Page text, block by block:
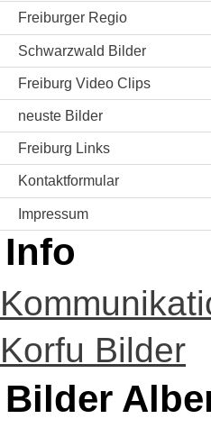
Freiburger Regio
Schwarzwald Bilder
Freiburg Video Clips
neuste Bilder
Freiburg Links
Kontaktformular
Impressum
Info
Korfu Bilder
Bilder